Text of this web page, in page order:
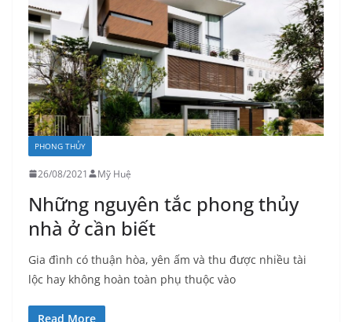
PHONG THỦY
26/08/2021 Mỹ Huệ
Những nguyên tắc phong thủy
nhà ở cần biết
Gia đình có thuận hòa, yên ấm và thu được nhiều tài
lộc hay không hoàn toàn phụ thuộc vào
Read More